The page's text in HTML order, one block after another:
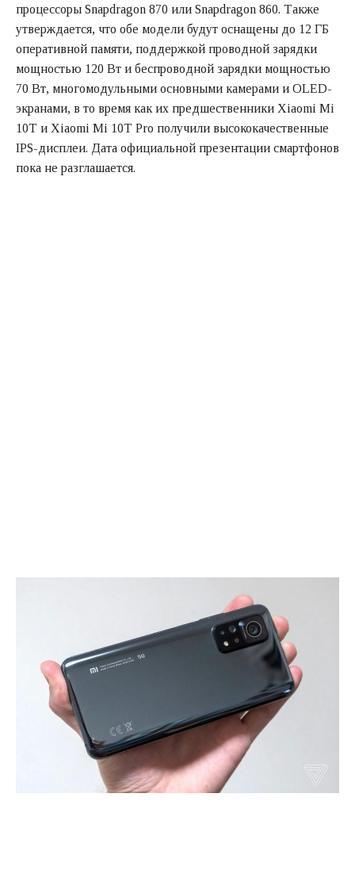
процессоры Snapdragon 870 или Snapdragon 860. Также
утверждается, что обе модели будут оснащены до 12 ГБ
оперативной памяти, поддержкой проводной зарядки
мощностью 120 Вт и беспроводной зарядки мощностью
70 Вт, многомодульными основными камерами и OLED-
экранами, в то время как их предшественники Xiaomi Mi
10T и Xiaomi Mi 10T Pro получили высококачественные
IPS-дисплеи. Дата официальной презентации смартфонов
пока не разглашается.